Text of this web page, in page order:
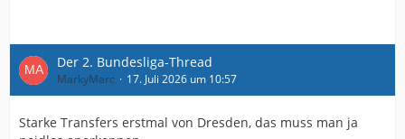
Der 2. Bundesliga-Thread
MarkyMarc 17. Juli 2026 um 10:57
Starke Transfers erstmal von Dresden, das muss man ja